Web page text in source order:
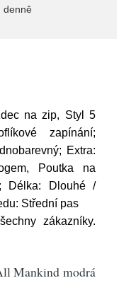
denně
na zip, Styl 5
zapínání;
Extra:
Poutka na
Délka: Dlouhé /
Střední pas
zákazníky.
Mankind modrá